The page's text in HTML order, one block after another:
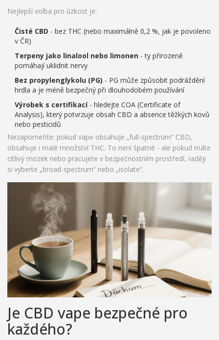
Nejlepší volba pro úzkost je:
Čisté CBD - bez THC (nebo maximálně 0,2 %, jak je povoleno
v ČR)
Terpeny jako linalool nebo limonen - ty přirozeně
pomáhají uklidnit nervy
Bez propylenglykolu (PG) - PG může způsobit podráždění
hrdla a je méně bezpečný při dlouhodobém používání
Výrobek s certifikací- hledejte COA (Certificate of
Analysis), který potvrzuje obsah CBD a absence těžkých kovů
nebo pesticidů
Nezapomeňte: pokud vape obsahuje „full-spectrum“ CBD,
obsahuje i malé množství THC. To není špatné - ale pokud máte
citlivý mozek nebo pracujete v bezpečnostním prostředí, raději
si vyberte „broad-spectrum“ nebo „isolate“.
Je CBD vape bezpečné pro
každého?